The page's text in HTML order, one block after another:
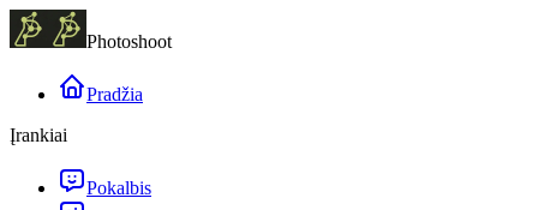
Photoshoot
Pradžia
Įrankiai
Pokalbis